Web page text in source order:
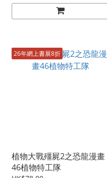
26年網上書展8折
植物大戰殭屍2之恐龍漫畫
46植物特工隊